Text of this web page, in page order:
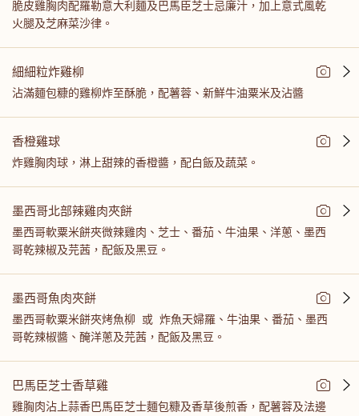
脆皮雞胸肉配羅勒意大利麵及巴馬臣芝士忌廉汁，加上意式風乾
火腿及芝麻菜沙律。
細細粒炸雞柳
沾滿麵包糠的雞柳炸至酥脆，配薯蓉、新鮮牛油粟米及沾醬
香橙雞球
炸雞胸肉球，淋上甜辣的香橙醬，配白飯及蔬菜。
墨西哥北部辣雞肉夾餅
墨西哥軟粟米餅夾微辣雞肉、芝士、番茄、牛油果、洋蔥、墨西
哥乾辣椒及芫茜，配飯及黑豆。
墨西哥魚肉夾餅
墨西哥軟粟米餅夾烤魚柳 或 炸魚天婦羅、牛油果、番茄、墨西
哥乾辣椒醬、醃洋蔥及芫茜，配飯及黑豆。
巴馬臣芝士香草雞
雞胸肉沾上蒜香巴馬臣芝士麵包糠及香草後煎香，配薯蓉及法邊